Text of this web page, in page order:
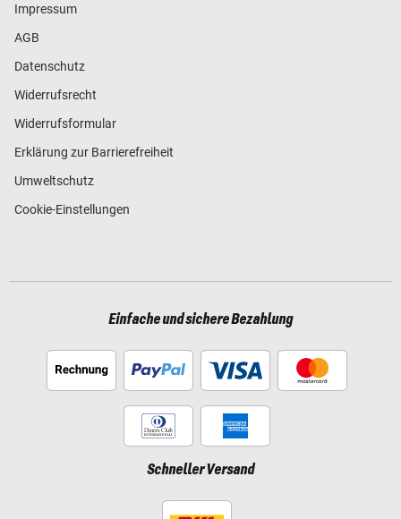
Impressum
AGB
Datenschutz
Widerrufsrecht
Widerrufsformular
Erklärung zur Barrierefreiheit
Umweltschutz
Cookie-Einstellungen
Einfache und sichere Bezahlung
Schneller Versand